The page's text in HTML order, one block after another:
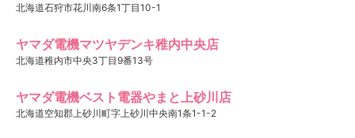
北海道石狩市花川南6条1丁目10-1
ヤマダ電機マツヤデンキ稚内中央店
北海道稚内市中央3丁目9番13号
ヤマダ電機ベスト電器やまと上砂川店
北海道空知郡上砂川町字上砂川中央南1条1-1-2